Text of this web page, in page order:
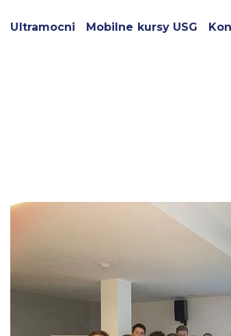
Ultramocni Mobilne kursy USG